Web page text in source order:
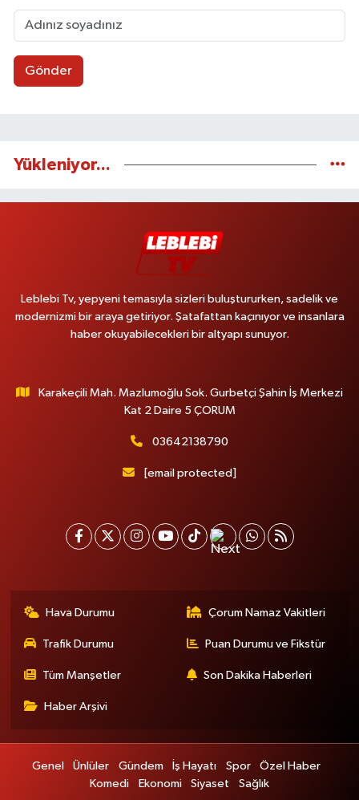
Gönder
Yükleniyor...
Leblebi Tv, yepyeni temasıyla sizleri buluştururken, sadelik ve
modernizmi bir araya getiriyor. Şatafattan kaçınıyor ve insanlara
haber okuyabilecekleri bir altyapı sunuyor.
Karakeçili Mah. Mazlumoğlu Sok. Gurbetçi Şahin İş Merkezi
Kat 2 Daire 5 ÇORUM
03642138790
[email protected]
Hava Durumu Çorum Namaz Vakitleri
Trafik Durumu Puan Durumu ve Fikstür
Tüm Manşetler Son Dakika Haberleri
Haber Arşivi
Genel Ünlüler Gündem İş Hayatı Spor
Özel Haber
Komedi
Ekonomi Siyaset Sağlık